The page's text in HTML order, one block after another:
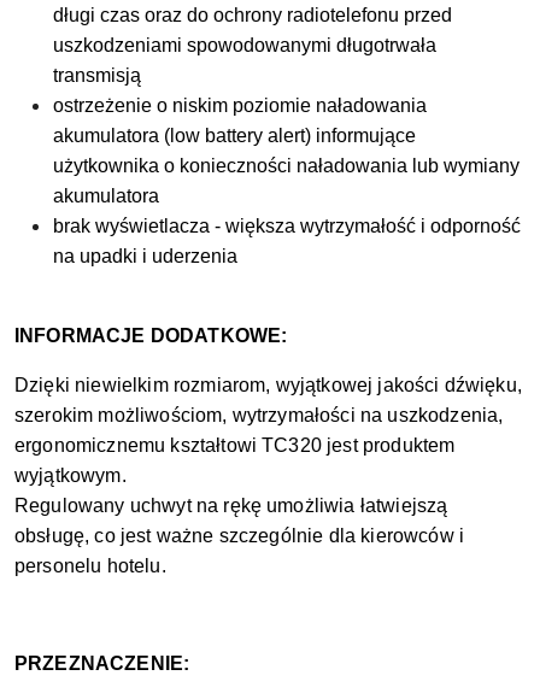
długi czas oraz do ochrony radiotelefonu przed
uszkodzeniami spowodowanymi długotrwała
transmisją
ostrzeżenie o niskim poziomie naładowania
akumulatora (low battery alert) informujące
użytkownika o konieczności naładowania lub wymiany
akumulatora
brak wyświetlacza - większa wytrzymałość i odporność
na upadki i uderzenia
INFORMACJE DODATKOWE:
Dzięki niewielkim rozmiarom, wyjątkowej jakości dźwięku,
szerokim możliwościom, wytrzymałości na uszkodzenia,
ergonomicznemu kształtowi TC320 jest produktem
wyjątkowym.
Regulowany uchwyt na rękę umożliwia łatwiejszą
obsługę, co jest ważne szczególnie dla kierowców i
personelu hotelu.
PRZEZNACZENIE: